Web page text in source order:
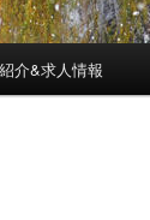
介&求人情報